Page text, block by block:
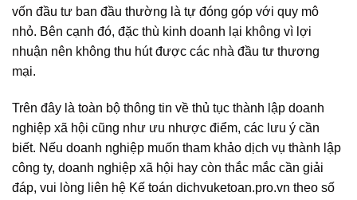
vốn đầu tư ban đầu thường là tự đóng góp với quy mô
nhỏ. Bên cạnh đó, đặc thù kinh doanh lại không vì lợi
nhuận nên không thu hút được các nhà đầu tư thương
mại.
Trên đây là toàn bộ thông tin về thủ tục thành lập doanh
nghiệp xã hội cũng như ưu nhược điểm, các lưu ý cần
biết. Nếu doanh nghiệp muốn tham khảo dịch vụ thành lập
công ty, doanh nghiệp xã hội hay còn thắc mắc cần giải
đáp, vui lòng liên hệ Kế toán dichvuketoan.pro.vn theo số